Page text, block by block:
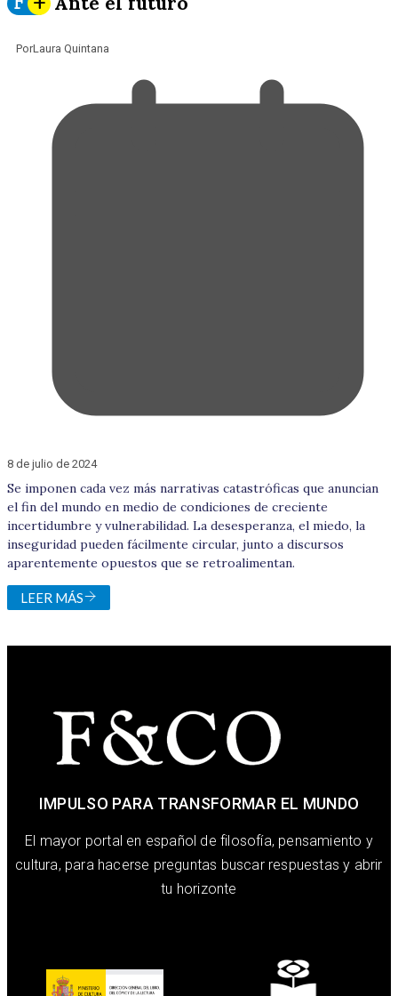
PorLaura Quintana
8 de julio de 2024
Se imponen cada vez más narrativas catastróficas que anuncian
el fin del mundo en medio de condiciones de creciente
incertidumbre y vulnerabilidad. La desesperanza, el miedo, la
inseguridad pueden fácilmente circular, junto a discursos
aparentemente opuestos que se retroalimentan.
LEER MÁS
IMPULSO PARA TRANSFORMAR EL MUNDO
El mayor portal en español de filosofía, pensamiento y
cultura, para hacerse preguntas buscar respuestas y abrir
tu horizonte